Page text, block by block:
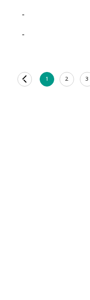
-
-
1 2 3